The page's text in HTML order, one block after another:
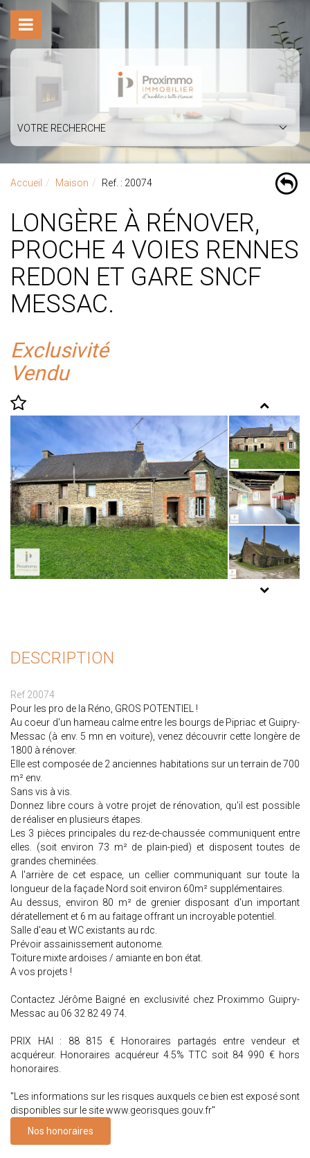
VOTRE RECHERCHE
Accueil Maison Ref. : 20074
LONGÈRE À RÉNOVER,
PROCHE 4 VOIES RENNES
REDON ET GARE SNCF
MESSAC.
Exclusivité
Vendu
DESCRIPTION
Ref 20074
Pour les pro de la Réno, GROS POTENTIEL !
Au coeur d'un hameau calme entre les bourgs de Pipriac et Guipry-
Messac (à env. 5 mn en voiture), venez découvrir cette longère de
1800 à rénover.
Elle est composée de 2 anciennes habitations sur un terrain de 700
m² env.
Sans vis à vis.
Donnez libre cours à votre projet de rénovation, qu'il est possible
de réaliser en plusieurs étapes.
Les 3 pièces principales du rez-de-chaussée communiquent entre
elles. (soit environ 73 m² de plain-pied) et disposent toutes de
grandes cheminées.
A l'arrière de cet espace, un cellier communiquant sur toute la
longueur de la façade Nord soit environ 60m² supplémentaires.
Au dessus, environ 80 m² de grenier disposant d'un important
dératellement et 6 m au faitage offrant un incroyable potentiel.
Salle d'eau et WC existants au rdc.
Prévoir assainissement autonome.
Toiture mixte ardoises / amiante en bon état.
A vos projets !
Contactez Jérôme Baigné en exclusivité chez Proximmo Guipry-
Messac au 06 32 82 49 74.
PRIX HAI : 88 815 € Honoraires partagés entre vendeur et
acquéreur. Honoraires acquéreur 4.5% TTC soit 84 990 € hors
honoraires.
"Les informations sur les risques auxquels ce bien est exposé sont
disponibles sur le site www.georisques.gouv.fr"
Nos honoraires